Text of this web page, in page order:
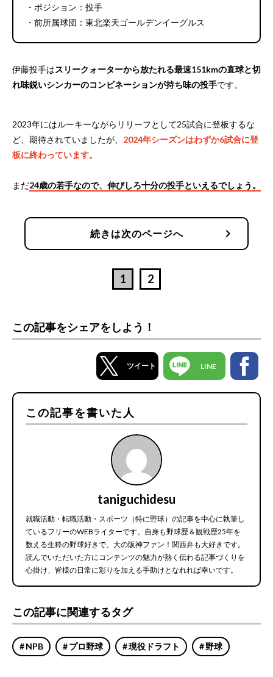
・ポジション：投手
・前所属球団：東北楽天ゴールデンイーグルス
伊藤投手はスリークォーターから放たれる最速151kmの直球と切
れ味鋭いシンカーのコンビネーションが持ち味の投手です。
2023年にはルーキーながらリリーフとして25試合に登板するな
ど、期待されていましたが、 2024年シーズンはわずか6試合に登
板に終わっています。
まだ24歳の若手なので、伸びしろ十分の投手といえるでしょう。
続きは次のページへ chevron_right
1 2
この記事をシェアをしよう！
ツイート LINE
この記事を書いた人
taniguchidesu
就職活動・転職活動・スポーツ（特に野球）の記事を中心に執筆し
ているフリーのWEBライターです。自身も野球歴＆観戦歴25年を
数える生粋の野球好きで、大の阪神ファン！関西弁も大好きです。
読んでいただいた方にコンテンツの魅力が熱く伝わる記事づくりを
心掛け、皆様の日常に彩りを加える手助けとなれれば幸いです。
この記事に関連するタグ
NPB プロ野球 現役ドラフト 野球